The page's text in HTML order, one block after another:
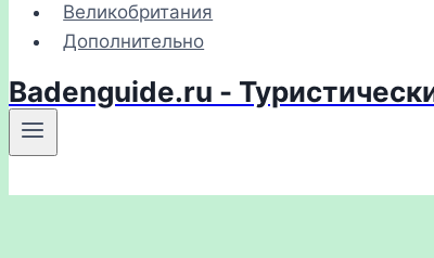
Великобритания
Дополнительно
Badenguide.ru -